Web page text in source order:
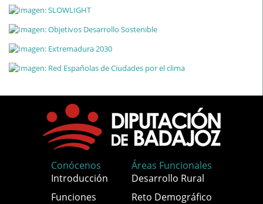
Conócenos
Introducción
Funciones
Áreas Funcionales
Desarrollo Rural
Reto Demográfico